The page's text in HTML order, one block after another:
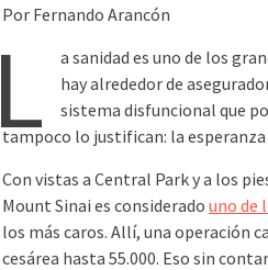
Por Fernando Arancón
L
a sanidad es uno de los
hay alrededor de
sistema disfuncional que
tampoco lo justifican: la esperanza
Con vistas a Central Park y a los
Mount Sinai es considerado uno de
los más caros. Allí, una operación
cesárea hasta 55.000. Eso sin